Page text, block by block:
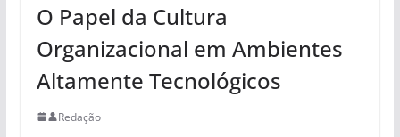
O Papel da Cultura
Organizacional em Ambientes
Altamente Tecnológicos
Redação